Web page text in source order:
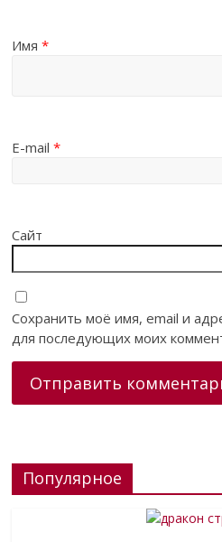
Имя*
E-mail*
Сайт
Сохранить моё имя, email и
для последующих моих
Популярное